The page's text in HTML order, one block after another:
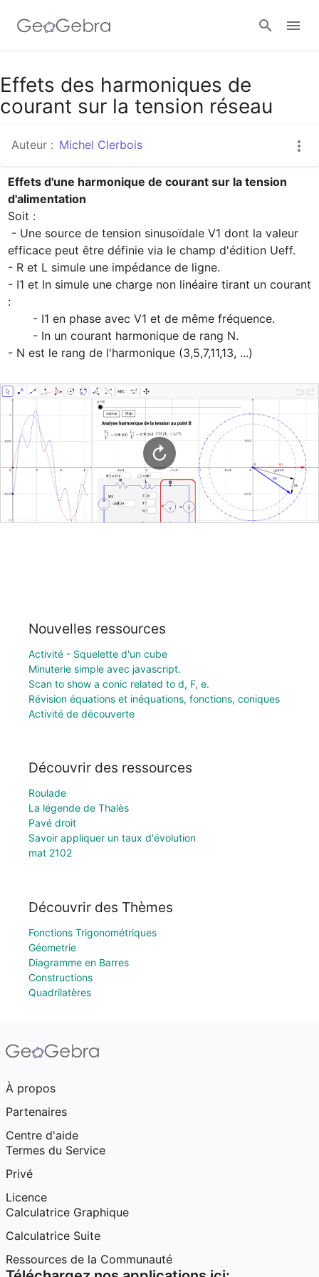
Google Classroom
Se connecter
Effets des harmoniques de
courant sur la tension réseau
Auteur : Michel Clerbois
Effets d'une harmonique de courant sur la tension
d'alimentation
Soit :
efficace peut être définie via le champ d'édition Ueff.
- R et L simule une impédance de ligne.
- I1 et In simule une charge non linéaire tirant un courant
:
- N est le rang de l'harmonique (3,5,7,11,13, ...)
Nouvelles ressources
Activité - Squelette d'un cube
Minuterie simple avec javascript.
Scan to show a conic related to d, F, e.
Révision équations et inéquations, fonctions, coniques
Activité de découverte
Découvrir des ressources
Roulade
La légende de Thalès
Pavé droit
Savoir appliquer un taux d'évolution
mat 2102
Découvrir des Thèmes
Fonctions Trigonométriques
Géometrie
Diagramme en Barres
Constructions
Quadrilatères
À propos
Partenaires
Centre d'aide
Termes du Service
Privé
Licence
Calculatrice Graphique
Calculatrice Suite
Ressources de la Communauté